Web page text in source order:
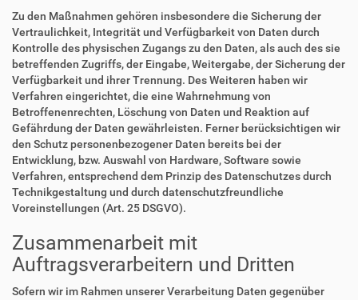
Zu den Maßnahmen gehören insbesondere die Sicherung der
Vertraulichkeit, Integrität und Verfügbarkeit von Daten durch
Kontrolle des physischen Zugangs zu den Daten, als auch des sie
betreffenden Zugriffs, der Eingabe, Weitergabe, der Sicherung der
Verfügbarkeit und ihrer Trennung. Des Weiteren haben wir
Verfahren eingerichtet, die eine Wahrnehmung von
Betroffenenrechten, Löschung von Daten und Reaktion auf
Gefährdung der Daten gewährleisten. Ferner berücksichtigen wir
den Schutz personenbezogener Daten bereits bei der
Entwicklung, bzw. Auswahl von Hardware, Software sowie
Verfahren, entsprechend dem Prinzip des Datenschutzes durch
Technikgestaltung und durch datenschutzfreundliche
Voreinstellungen (Art. 25 DSGVO).
Zusammenarbeit mit
Auftragsverarbeitern und Dritten
Sofern wir im Rahmen unserer Verarbeitung Daten gegenüber